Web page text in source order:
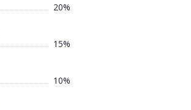
20%
15%
10%